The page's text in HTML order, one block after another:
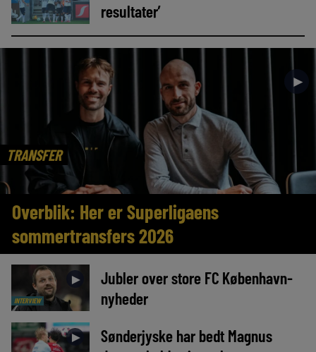
resultater’
TRANSFER
►
Overblik: Her er Superligaens
sommertransfers 2026
INTERVIEW
►
Jubler over store FC København-
nyheder
►
Sønderjyske har bedt Magnus